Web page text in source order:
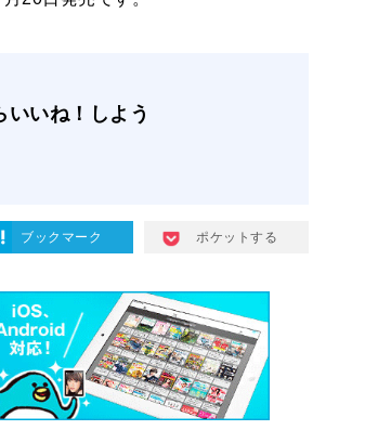
いいね！しよう
ブックマーク ポケットする